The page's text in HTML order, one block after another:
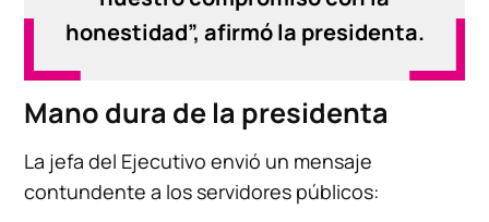
honestidad”, afirmó la presidenta.
Mano dura de la presidenta
La jefa del Ejecutivo envió un mensaje
contundente a los servidores públicos: